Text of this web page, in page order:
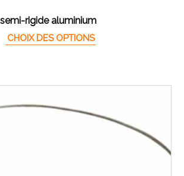
rigide aluminium
CHOIX DES OPTIONS